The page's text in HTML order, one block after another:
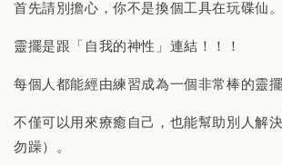
首先請別擔心，你不是換個工具在玩碟仙。
靈擺是跟「自我的神性」連結！！！
每個人都能經由練習成為一個非常棒的靈擺
不僅可以用來療癒自己，也能幫助別人解
勿躁）。